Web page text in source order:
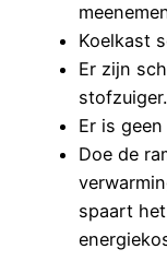
Koelkast
Er zijn
stofzuiger.
Er is
Doe de
spaart